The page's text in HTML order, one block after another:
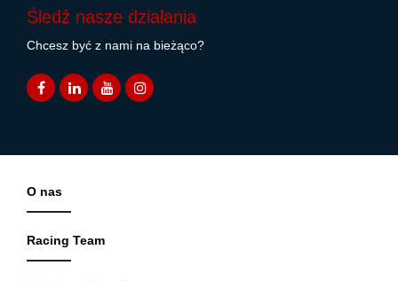
Śledź nasze działania
Chcesz być z nami na bieżąco?
O nas
Racing Team